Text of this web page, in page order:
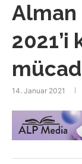
14. Januar 2021